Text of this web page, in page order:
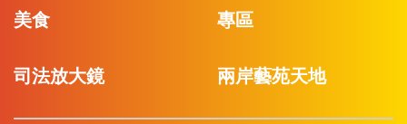
美食 專區
司法放大鏡 兩岸藝苑天地